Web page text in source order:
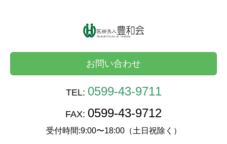
お問い合わせ
TEL: 0599-43-9711
FAX: 0599-43-9712
受付時間:9:00〜18:00（土日祝除く）